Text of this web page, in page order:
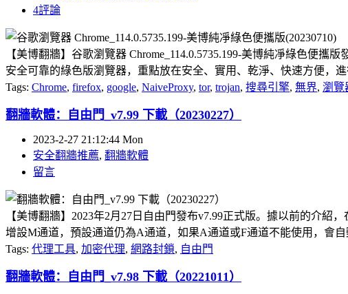
4評論
【美博翻牆】谷歌瀏覽器 Chrome_114.0.5735.199-美博純凈綠色便
安全可靠的綠色版瀏覽器，重點放在安全、實用、乾淨、快速方便，
Tags: Chrome, firefox, google, NaiveProxy, tor, trojan, 搜尋引擎, 無界, 瀏覽
翻牆軟體：自由門_v7.99 下載（20230227）
2023-2-27 21:12:44 Mon
安全翻牆推薦, 翻牆軟體
留言
【美博翻牆】2023年2月27日自由門發布v7.99正式版。據以前的介
增設M通道，預設通道仍為A通道，如果A通道或F通道不能使用，會
Tags: 代理工具, 加密代理, 網路封鎖, 自由門
翻牆軟體：自由門_v7.98 下載（20221011）